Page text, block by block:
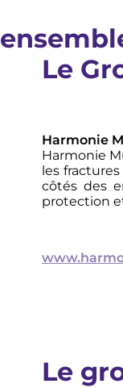
Le
Harmonie
Harmonie
les
côtés des
protection
Le